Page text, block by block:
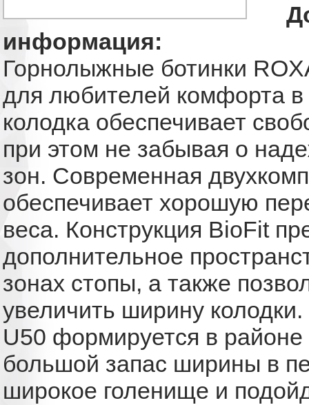
информация:
Горнолыжные ботинки
для любителей комфорта в
колодка обеспечивает
при этом не забывая о
зон. Современная
обеспечивает хорошую
веса. Конструкция BioFit
дополнительное
зонах стопы, а также
увеличить ширину
U50 формируется в
большой запас ширины в
широкое голенище и